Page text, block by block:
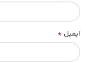
ایمیل *